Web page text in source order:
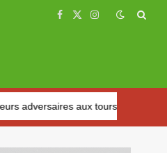
Facebook
X
Instagram
aux tours préliminaires